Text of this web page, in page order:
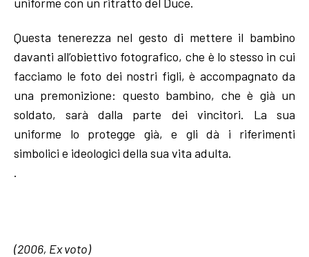
Questa tenerezza nel gesto di mettere il bambino
davanti all’obiettivo fotografico, che è lo stesso in cui
facciamo le foto dei nostri figli, è accompagnato da
una premonizione: questo bambino, che è già un
soldato, sarà dalla parte dei vincitori. La sua
uniforme lo protegge già, e gli dà i riferimenti
simbolici e ideologici della sua vita adulta.
.
(2006, Ex voto)